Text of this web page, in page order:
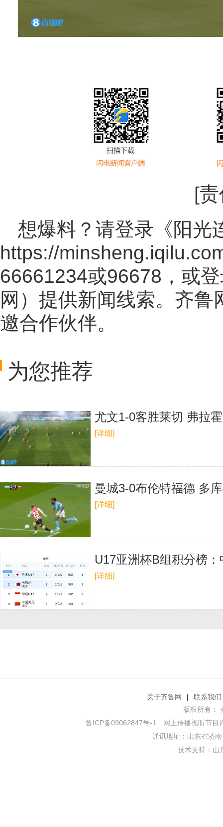
[
想爆料？请登录《阳光
https://
66661234或96678，或
网 ）提供新闻线索。齐鲁
邀合作伙伴。
为您推荐
尤文1-0客胜莱切 弗拉
[详细]
曼城3-0布伦特福德 多
[详细]
U17亚洲杯B组积分榜
[详细]
关于齐鲁网 |
联系我们
版权所有：
鲁ICP备09062847号-1
网上传播视听节目
通讯地址：山东省济
技术支持： 山